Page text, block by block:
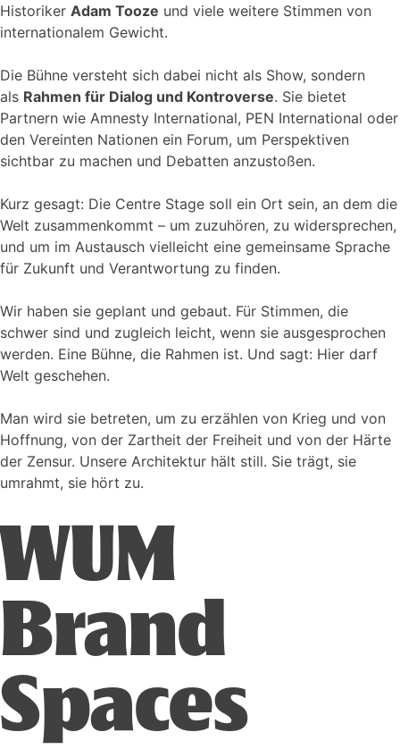
Historiker Adam Tooze und viele weitere Stimmen von
internationalem Gewicht.
Die Bühne versteht sich dabei nicht als Show, sondern
als Rahmen für Dialog und Kontroverse. Sie bietet
Partnern wie Amnesty International, PEN International oder
den Vereinten Nationen ein Forum, um Perspektiven
sichtbar zu machen und Debatten anzustoßen.
Kurz gesagt: Die Centre Stage soll ein Ort sein, an dem die
Welt zusammenkommt – um zuzuhören, zu widersprechen,
und um im Austausch vielleicht eine gemeinsame Sprache
für Zukunft und Verantwortung zu finden.
Wir haben sie geplant und gebaut. Für Stimmen, die
schwer sind und zugleich leicht, wenn sie ausgesprochen
werden. Eine Bühne, die Rahmen ist. Und sagt: Hier darf
Welt geschehen.
Man wird sie betreten, um zu erzählen von Krieg und von
Hoffnung, von der Zartheit der Freiheit und von der Härte
der Zensur. Unsere Architektur hält still. Sie trägt, sie
umrahmt, sie hört zu.
WUM
Brand
Spaces